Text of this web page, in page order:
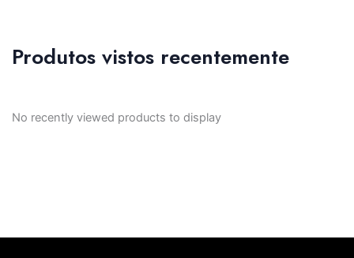
Produtos vistos recentemente
No recently viewed products to display